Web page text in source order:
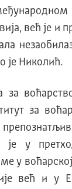
већ је и
је Николић.
за
за
је у
у
већ и у